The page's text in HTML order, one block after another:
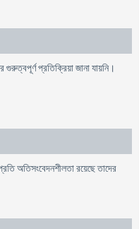
প্রতিক্রিয়া জানা যায়নি।
অতিসংবেদনশীলতা রয়েছে তাদের